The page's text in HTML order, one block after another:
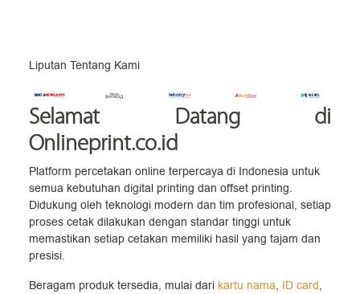
Liputan Tentang Kami
Selamat Datang di
Onlineprint.co.id
Platform percetakan online terpercaya di Indonesia untuk
semua kebutuhan digital printing dan offset printing.
Didukung oleh teknologi modern dan tim profesional, setiap
proses cetak dilakukan dengan standar tinggi untuk
memastikan setiap cetakan memiliki hasil yang tajam dan
presisi.
Beragam produk tersedia, mulai dari kartu nama, ID card,